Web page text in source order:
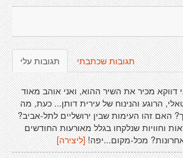
תגובות עלי תגובות שכתבתי
דווקא מכיר את השיר ההוא, ואני אוהב מאוד
הרוגע והנינוח של עירית דותן... כעת, מה
האם זהו העימות שבין ירושליים לתל-אביב?
וחוויות שנלקחו בגלל מאורעות החודשים
מכל-מקום...יפה! [ליצירה]